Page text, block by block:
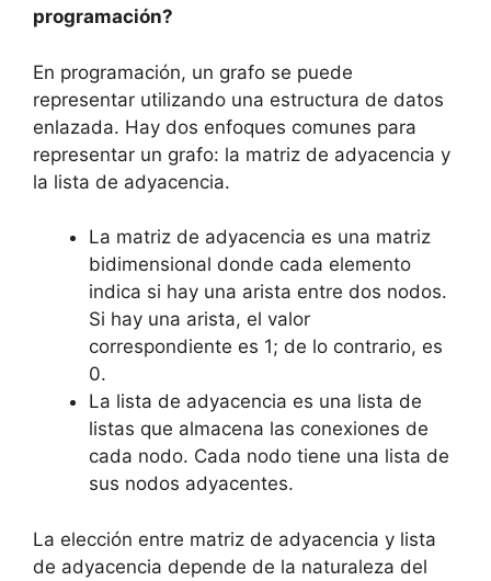
programación?
En programación, un grafo se puede
representar utilizando una estructura de datos
enlazada. Hay dos enfoques comunes para
representar un grafo: la matriz de adyacencia y
la lista de adyacencia.
La matriz de adyacencia es una matriz
bidimensional donde cada elemento
indica si hay una arista entre dos nodos.
Si hay una arista, el valor
correspondiente es 1; de lo contrario, es
0.
La lista de adyacencia es una lista de
listas que almacena las conexiones de
cada nodo. Cada nodo tiene una lista de
sus nodos adyacentes.
La elección entre matriz de adyacencia y lista
de adyacencia depende de la naturaleza del